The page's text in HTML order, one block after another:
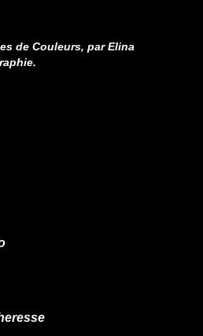
de Couleurs, par Elina